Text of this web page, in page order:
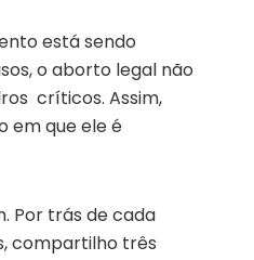
está sendo
o aborto legal não
críticos. Assim,
em que ele é
Por trás de cada
compartilho três